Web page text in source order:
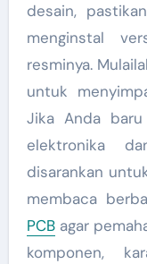
desain,
menginstal
resminya.
untuk
Jika Anda
elektronika
disarankan
membaca
PCBagar
komponen,